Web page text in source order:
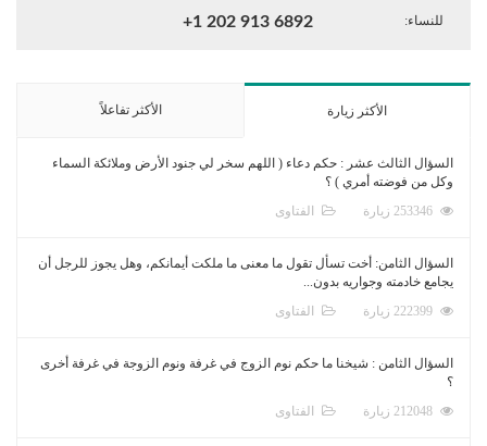
للنساء: +1 202 913 6892
الأكثر زيارة الأكثر تفاعلاً
السؤال الثالث عشر : حكم دعاء ( اللهم سخر لي جنود الأرض وملائكة السماء
وكل من فوضته أمري ) ؟
الفتاوى
السؤال الثامن: أخت تسأل تقول ما معنى ما ملكت أيمانكم، وهل يجوز للرجل أن
يجامع خادمته وجواريه بدون...
الفتاوى
السؤال الثامن : شيخنا ما حكم نوم الزوج في غرفة ونوم الزوجة في غرفة أخرى
؟
الفتاوى